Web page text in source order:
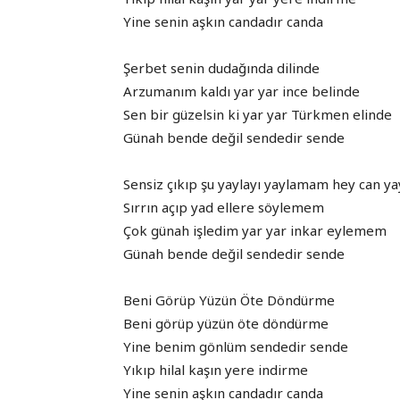
Yine senin aşkın candadır canda
Şerbet senin dudağında dilinde
Arzumanım kaldı yar yar ince belinde
Sen bir güzelsin ki yar yar Türkmen elinde
Günah bende değil sendedir sende
Sensiz çıkıp şu yaylayı yaylamam hey can
Sırrın açıp yad ellere söylemem
Çok günah işledim yar yar inkar eylemem
Günah bende değil sendedir sende
Beni Görüp Yüzün Öte Döndürme
Beni görüp yüzün öte döndürme
Yine benim gönlüm sendedir sende
Yıkıp hilal kaşın yere indirme
Yine senin aşkın candadır canda